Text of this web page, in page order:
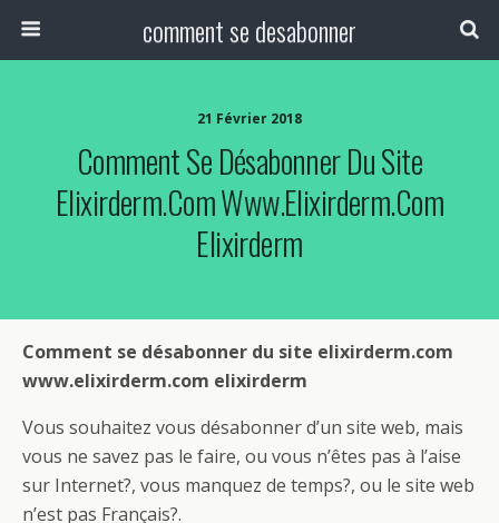
comment se desabonner
21 Février 2018
Comment Se Désabonner Du Site
Elixirderm.com Www.elixirderm.com
Elixirderm
Comment se désabonner du site elixirderm.com
www.elixirderm.com elixirderm
Vous souhaitez vous désabonner d’un site web, mais
vous ne savez pas le faire, ou vous n’êtes pas à l’aise
sur Internet?, vous manquez de temps?, ou le site web
n’est pas Français?.